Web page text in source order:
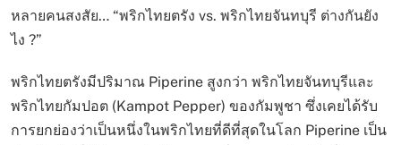
หลายคนสงสัย… “พริกไทยตรัง vs. พริกไทยจันทบุรี ต่างกันยัง
ไง ?”
พริกไทยตรังมีปริมาณ Piperine สูงกว่า พริกไทยจันทบุรีและ
พริกไทยกัมปอต (Kampot Pepper) ของกัมพูชา ซึ่งเคยได้รับ
การยกย่องว่าเป็นหนึ่งในพริกไทยที่ดีที่สุดในโลก Piperine เป็น